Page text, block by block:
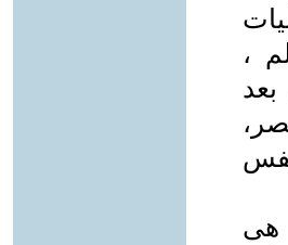
،
هى